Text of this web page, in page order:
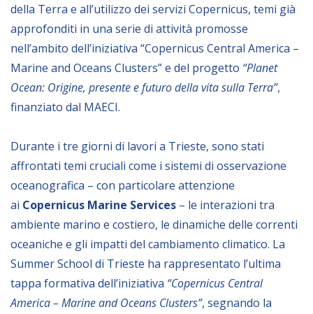
OPPORTUNITÀ
Bandi
Borse di studio
Albo fornitori
Contratti/Accordi/Grant
NEWSLETTER
della Terra e all’utilizzo dei servizi Copernicus, temi già
approfonditi in una serie di attività promosse
nell’ambito dell’iniziativa “Copernicus Central America –
Marine and Oceans Clusters” e del progetto “Planet
Ocean: Origine, presente e futuro della vita sulla Terra”,
finanziato dal MAECI.
Durante i tre giorni di lavori a Trieste, sono stati
affrontati temi cruciali come i sistemi di osservazione
oceanografica – con particolare attenzione
ai Copernicus Marine Services – le interazioni tra
ambiente marino e costiero, le dinamiche delle correnti
oceaniche e gli impatti del cambiamento climatico. La
Summer School di Trieste ha rappresentato l’ultima
tappa formativa dell’iniziativa “Copernicus Central
America – Marine and Oceans Clusters”, segnando la